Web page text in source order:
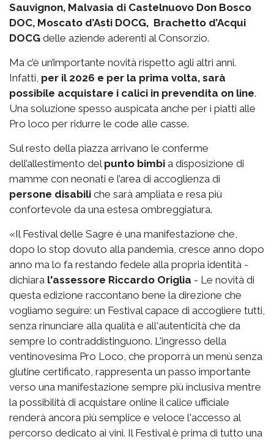
Sauvignon, Malvasia di Castelnuovo Don Bosco
DOC, Moscato d’Asti DOCG, Brachetto d’Acqui
DOCG delle aziende aderenti al Consorzio.
Ma c’è un’importante novità rispetto agli altri anni.
Infatti, per il 2026 e per la prima volta, sarà
possibile acquistare i calici in prevendita on line.
Una soluzione spesso auspicata anche per i piatti alle
Pro loco per ridurre le code alle casse.
Sul resto della piazza arrivano le conferme
dell’allestimento del punto bimbi a disposizione di
mamme con neonati e l’area di accoglienza di
persone disabili che sarà ampliata e resa più
confortevole da una estesa ombreggiatura.
«Il Festival delle Sagre è una manifestazione che,
dopo lo stop dovuto alla pandemia, cresce anno dopo
anno ma lo fa restando fedele alla propria identità -
dichiara l'assessore Riccardo Origlia - Le novità di
questa edizione raccontano bene la direzione che
vogliamo seguire: un Festival capace di accogliere tutti,
senza rinunciare alla qualità e all'autenticità che da
sempre lo contraddistinguono. L'ingresso della
ventinovesima Pro Loco, che proporrà un menù senza
glutine certificato, rappresenta un passo importante
verso una manifestazione sempre più inclusiva mentre
la possibilità di acquistare online il calice ufficiale
renderà ancora più semplice e veloce l'accesso al
percorso dedicato ai vini. Il Festival è prima di tutto una